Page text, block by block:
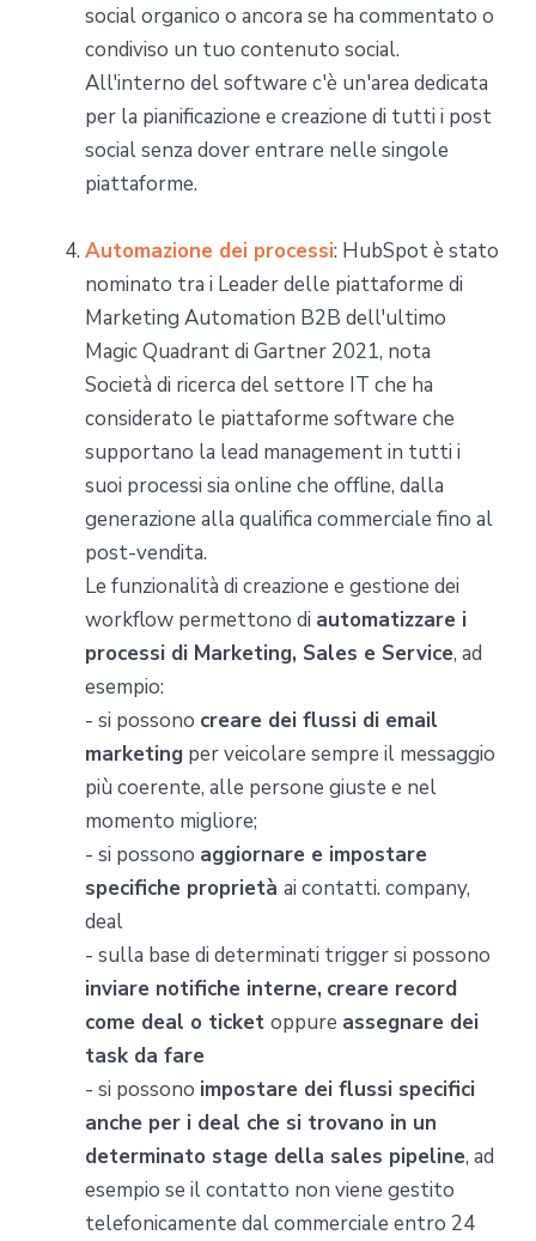
social organico o ancora se ha commentato o
condiviso un tuo contenuto social.
All'interno del software c'è un'area dedicata
per la pianificazione e creazione di tutti i post
social senza dover entrare nelle singole
piattaforme.
Automazione dei processi: HubSpot è stato
nominato tra i Leader delle piattaforme di
Marketing Automation B2B dell'ultimo
Magic Quadrant di Gartner 2021, nota
Società di ricerca del settore IT che ha
considerato le piattaforme software che
supportano la lead management in tutti i
suoi processi sia online che offline, dalla
generazione alla qualifica commerciale fino al
post-vendita.
Le funzionalità di creazione e gestione dei
workflow permettono di automatizzare i
processi di Marketing, Sales e Service, ad
esempio:
- si possono creare dei flussi di email
marketing per veicolare sempre il messaggio
più coerente, alle persone giuste e nel
momento migliore;
- si possono aggiornare e impostare
specifiche proprietà ai contatti. company,
deal
- sulla base di determinati trigger si possono
inviare notifiche interne, creare record
come deal o ticket oppure assegnare dei
task da fare
- si possono impostare dei flussi specifici
anche per i deal che si trovano in un
determinato stage della sales pipeline, ad
esempio se il contatto non viene gestito
telefonicamente dal commerciale entro 24